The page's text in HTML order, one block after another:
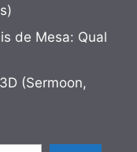
de Mesa: Qual
(Sermoon,